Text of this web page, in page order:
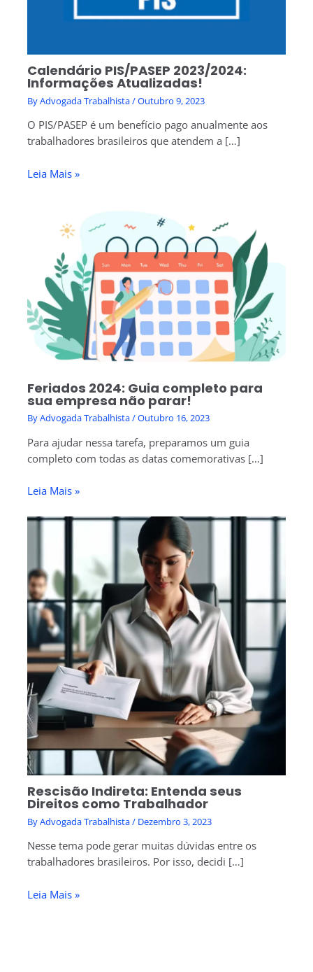
Calendário PIS/PASEP 2023/2024:
Informações Atualizadas!
ByAdvogada Trabalhista/Outubro 9, 2023
O PIS/PASEP é um benefício pago anualmente aos
trabalhadores brasileiros que atendem a […]
Leia Mais »
Feriados 2024: Guia completo para
sua empresa não parar!
ByAdvogada Trabalhista/Outubro 16, 2023
Para ajudar nessa tarefa, preparamos um guia
completo com todas as datas comemorativas […]
Leia Mais »
Rescisão Indireta: Entenda seus
Direitos como Trabalhador
ByAdvogada Trabalhista/ Dezembro 3, 2023
Nesse tema pode gerar muitas dúvidas entre os
trabalhadores brasileiros. Por isso, decidi […]
Leia Mais »